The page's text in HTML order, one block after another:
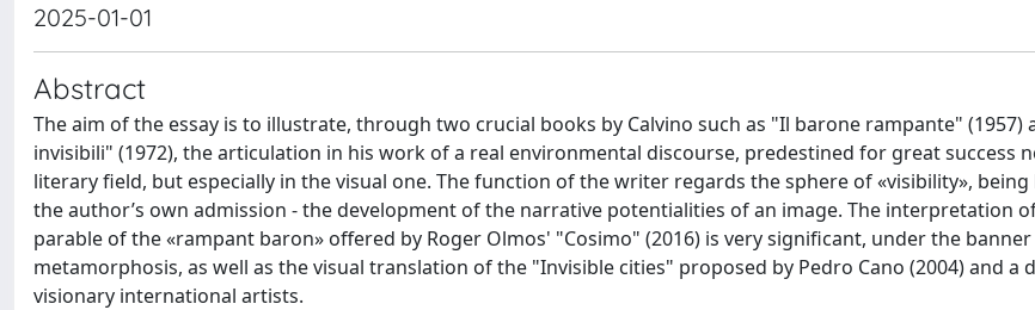
2025-01-01
Abstract
The aim of the essay is to illustrate, through two crucial books by Calvino such as "Il barone rampante" (1957)
invisibili" (1972), the articulation in his work of a real environmental discourse, predestined for great success
literary field, but especially in the visual one. The function of the writer regards the sphere of «visibility»,
the author’s own admission - the development of the narrative potentialities of an image. The interpretation
parable of the «rampant baron» offered by Roger Olmos' "Cosimo" (2016) is very significant, under the
metamorphosis, as well as the visual translation of the "Invisible cities" proposed by Pedro Cano (2004) and a
visionary international artists.